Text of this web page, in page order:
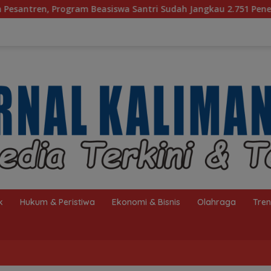
Sudah Jangkau 2.751 Penerima Bagaimana KIP
Hukum & Peristiwa Ekonomi & Bisnis Olahraga